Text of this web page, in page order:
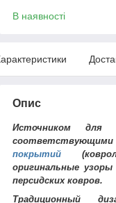
В наявності
Опис
Источником для
покрытий
оригинальные
персидских ковров.
Традиционный